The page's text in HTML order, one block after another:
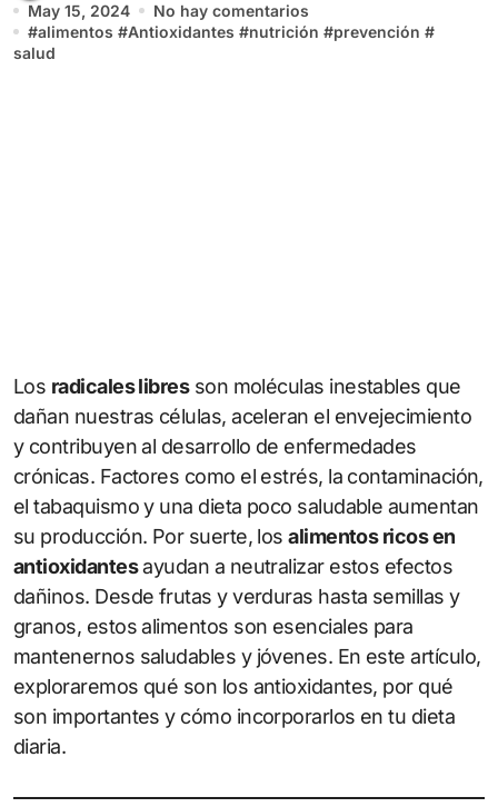
May 15, 2024
No hay comentarios
#alimentos #Antioxidantes #nutrición #prevención #
salud
Los radicales libresson moléculas inestables que
dañan nuestras células, aceleran el envejecimiento
y contribuyen al desarrollo de enfermedades
crónicas. Factores como el estrés, la contaminación,
el tabaquismo y una dieta poco saludable aumentan
su producción. Por suerte, losalimentos ricos en
antioxidantesayudan a neutralizar estos efectos
dañinos. Desde frutas y verduras hasta semillas y
granos, estos alimentos son esenciales para
mantenernos saludables y jóvenes. En este artículo,
exploraremos qué son los antioxidantes, por qué
son importantes y cómo incorporarlos en tu dieta
diaria.